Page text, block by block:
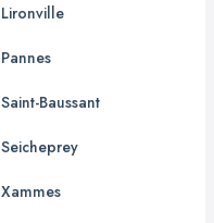
Lironville
Pannes
Saint-Baussant
Seicheprey
Xammes